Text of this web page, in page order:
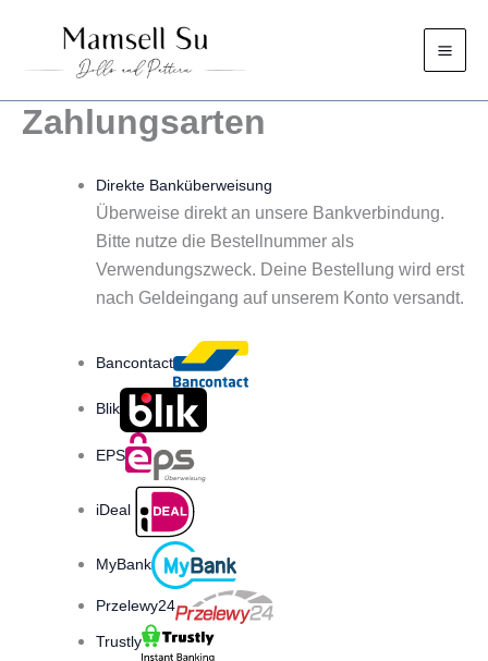
springen
Zahlungsarten
Direkte Banküberweisung
Überweise direkt an unsere Bankverbindung.
Bitte nutze die Bestellnummer als
Verwendungszweck. Deine Bestellung wird erst
nach Geldeingang auf unserem Konto versandt.
Bancontact
Blik
EPS
iDeal
MyBank
Przelewy24
Trustly